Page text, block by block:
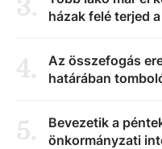
3.
házak felé terjed
4.
Az összefogás
határában
5.
Bevezetik a
önkormányzati